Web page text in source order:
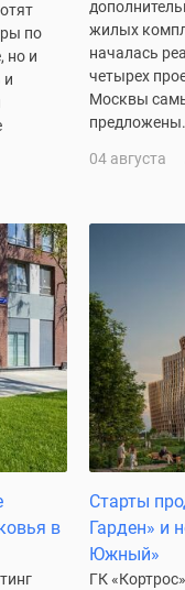
по
но и
и
жилых
началась
четырех
Москвы
04 августа
в
Старты
Гарден» и
Южный»
ГК